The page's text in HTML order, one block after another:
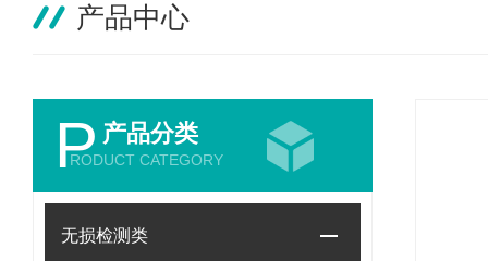
产品中心
P 产品分类
RODUCT CATEGORY
无损检测类